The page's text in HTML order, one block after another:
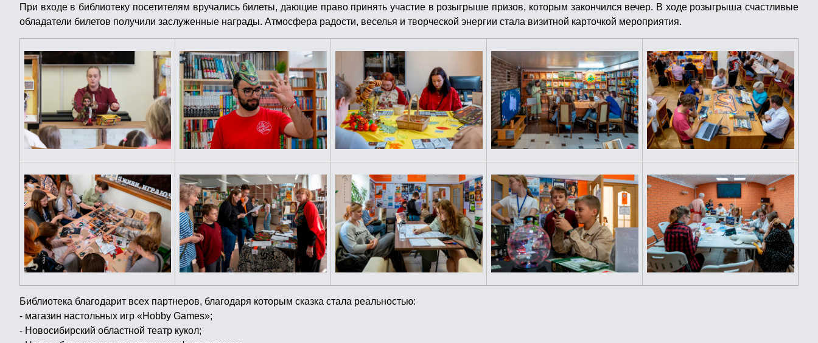
При входе в библиотеку посетителям вручались билеты, дающие право принять участие в розыгрыше призов, которым закончился вечер. В ходе розыгрыша счастливые
обладатели билетов получили заслуженные награды. Атмосфера радости, веселья и творческой энергии стала визитной карточкой мероприятия.
Библиотека благодарит всех партнеров, благодаря которым сказка стала реальностью:
- магазин настольных игр «Hobby Games»;
- Новосибирский областной театр кукол;